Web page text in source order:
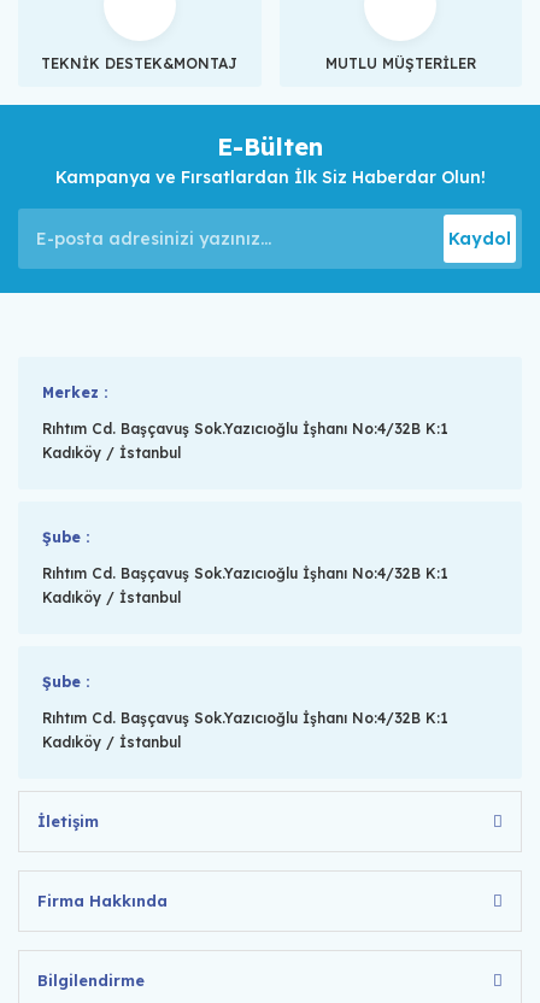
TEKNİK DESTEK&MONTAJ MUTLU MÜŞTERİLER
E-Bülten
Kampanya ve Fırsatlardan İlk Siz Haberdar Olun!
Kaydol
Merkez :
Rıhtım Cd. Başçavuş Sok.Yazıcıoğlu İşhanı No:4/32B K:1
Kadıköy / İstanbul
Şube :
Rıhtım Cd. Başçavuş Sok.Yazıcıoğlu İşhanı No:4/32B K:1
Kadıköy / İstanbul
Şube :
Rıhtım Cd. Başçavuş Sok.Yazıcıoğlu İşhanı No:4/32B K:1
Kadıköy / İstanbul
İletişim
Firma Hakkında
Bilgilendirme